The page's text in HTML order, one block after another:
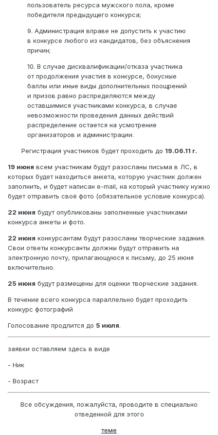
пользователь ресурса мужского пола, кроме
победителя предыдущего конкурса;
9. Администрация вправе не допустить к участию
в конкурсе любого из кандидатов, без объяснения
причин;
10. В случае дисквалификации/отказа участника
от продолжения участия в конкурсе, бонусные
баллы или иные виды дополнительных поощрений
и призов равно распределяются между
оставшимися участниками конкурса, в случае
невозможности проведения данных действий
распределение остается на усмотрение
организаторов и администрации.
Регистрация участников будет проходить до 19.06.11 г.
19 июня всем участникам будут разосланы письма в ЛС, в
которых будет находиться анкета, которую участник должен
заполнить, и будет написан e-mail, на который участнику нужно
будет отправить своё фото (обязательное условие конкурса).
22 июня будут опубликованы заполненные участниками
конкурса анкеты и фото.
22 июня конкурсантам будут разосланы творческие задания.
Свои ответы конкурсанты должны будут отправить на
электронную почту, прилагающуюся к письму, до 25 июня
включительно.
25 июня будут размещены для оценки творческие задания.
В течение всего конкурса параллельно будет проходить
конкурс фотографий
Голосование продлится до 5 июля.
заявки оставляем здесь в виде
- Ник
- Возраст
Все обсуждения, пожалуйста, проводите в специально
отведенной для этого
теме